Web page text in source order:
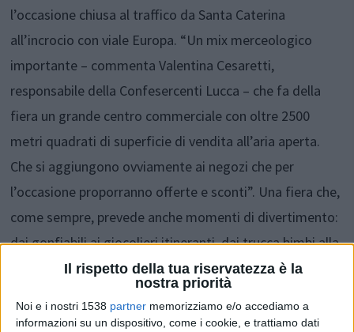
Il rispetto della tua riservatezza è la
nostra priorità
Noi e i nostri 1538 partner memorizziamo e/o accediamo a
informazioni su un dispositivo, come i cookie, e trattiamo dati
l’occasione chiusa al traffico da Santa Caterina
all’incrocio con viale Europa. “Un mix merceologico
importante – commenta Valentina Cesaretti,
responsabile della Confesercenti Lucca – che fa della
fiera un grande centro commerciale con oltre 2500
metri quadrati di superficie di vendita all’aria aperta.
Che si aggiungono ovviamente ai negozi che per
l’occasione proporranno offerte e sconti”. Una fiera che,
come sempre, prevede anche momenti di divertimento:
dai gonfiabili ai giocolieri itineranti, dai trucca bimbi alla
sfilata di moda (questa in programma alle 16,30 in via
Paolinelli a cura della Scuola di Moda Liliana Del Canto,
Birbante, Valè Abbigliamento, Evos Parrucchieri Sonia e